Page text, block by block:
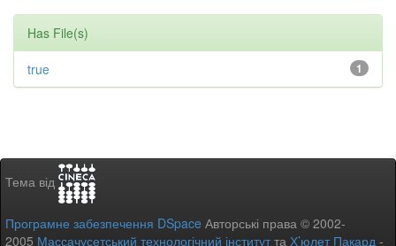
Has File(s)
1
true
Тема від
Програмне забезпечення DSpace Авторські права © 2002-
2005 Массачусетський технологічний інститутта Х’юлет Пакард -